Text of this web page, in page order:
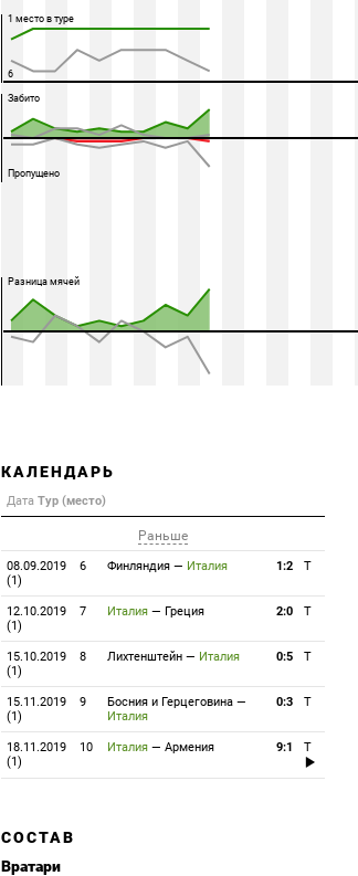
1 место в туре
6
Забито
Пропущено
Разница мячей
КАЛЕНДАРЬ
Дата Тур (место)
Раньше
08.09.2019
6
(1)
Финляндия — Италия 1:2 T
12.10.2019
7
(1)
Италия — Греция 2:0 T
15.10.2019
8
(1)
Лихтенштейн — Италия 0:5 T
15.11.2019
9
(1)
Босния и Герцеговина —
Италия
0:3 T
18.11.2019
10
(1)
Италия — Армения 9:1 T
СОСТАВ
Вратари